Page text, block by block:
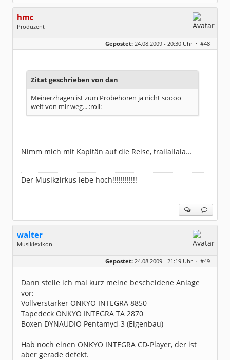
hmc
Produzent
Geschlecht:
Alter:
69
Gepostet: 24.08.2009 - 20:30 Uhr · #48
Zitat geschrieben von dan
Meinerzhagen ist zum Probehören ja nicht soooo
weit von mir weg... :roll:
Nimm mich mit Kapitän auf die Reise, trallallala...
Der Musikzirkus lebe hoch!!!!!!!!!!!!
walter
Musiklexikon
Drestedt, 50 km südl. Hamburg
Alter:
64
Dabei seit:
04 / 2007
Gepostet: 24.08.2009 - 21:19 Uhr · #49
Dann stelle ich mal kurz meine bescheidene Anlage
vor:
Vollverstärker ONKYO INTEGRA 8850
Tapedeck ONKYO INTEGRA TA 2870
Boxen DYNAUDIO Pentamyd-3 (Eigenbau)
Hab noch einen ONKYO INTEGRA CD-Player, der ist
aber gerade defekt.